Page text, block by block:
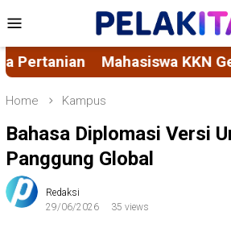
to
content
Menu
Unhas Rintis Bank Sampah
Home Kampus
Bahasa Diplomasi Versi
Panggung Global
Redaksi
29/06/2026
35 views